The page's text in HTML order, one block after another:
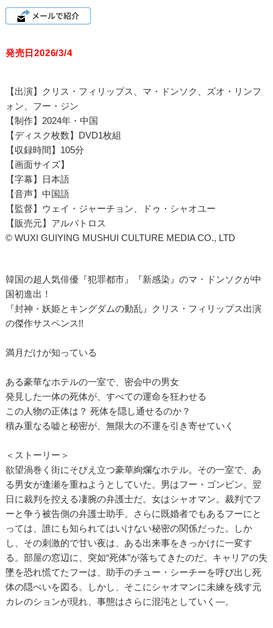
発売日2026/3/4
【出演】クリス・フィリップス、マ・ドンソク、ズオ・リンフ
ォン、フー・ジン
【制作】2024年・中国
【ディスク枚数】DVD1枚組
【収録時間】105分
【画面サイズ】
【字幕】日本語
【音声】中国語
【監督】ウェイ・ジャーチョン、ドゥ・シャオユー
【販売元】アルバトロス
© WUXI GUIYING MUSHUI CULTURE MEDIA CO., LTD
韓国の超人気俳優『犯罪都市』『新感染』のマ・ドンソクが中
国初進出！
『封神・妖姫とキングダムの動乱』クリス・フィリップス出演
の傑作サスペンス!!
満月だけが知っている
ある豪華なホテルの一室で、密会中の男女
発見した一体の死体が、すべての運命を狂わせる
この人物の正体は？ 死体を隠し通せるのか？
積み重なる嘘と秘密が、無限大の不運を引き寄せていく
＜ストーリー＞
欲望渦巻く街にそびえ立つ豪華絢爛なホテル。その一室で、あ
る男女が逢瀬を重ねようとしていた。男はフー・ゴンピン。翌
日に裁判を控える凄腕の弁護士だ。女はシャオマン。裁判でフ
ーと争う被告側の弁護士助手。さらに既婚者でもあるフーにと
っては、誰にも知られてはいけない秘密の関係だった。しか
し、その刺激的で甘い夜は、ある出来事をきっかけに一変す
る。部屋の窓辺に、突如“死体”が落ちてきたのだ。キャリアの失
墜を恐れ慌てたフーは、助手のチュー・シーチーを呼び出し死
体の隠ぺいを図る。しかし、そこにシャオマンに未練を残す元
カレのションが現れ、事態はさらに混沌としていく―。